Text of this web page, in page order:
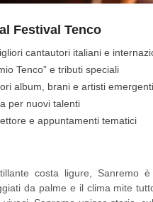
Festival Tenco
cantautori italiani e
Tenco” e tributi speciali
album, brani e artisti emergenti
per nuovi talenti
e appuntamenti tematici
costa ligure, Sanremo
da palme e il clima mite